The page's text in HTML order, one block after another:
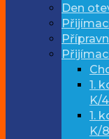
Den
1.
K/
1.
K/